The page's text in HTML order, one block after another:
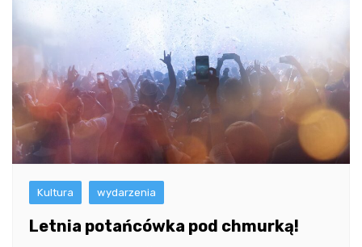
Kultura wydarzenia
Letnia potańcówka pod chmurką!